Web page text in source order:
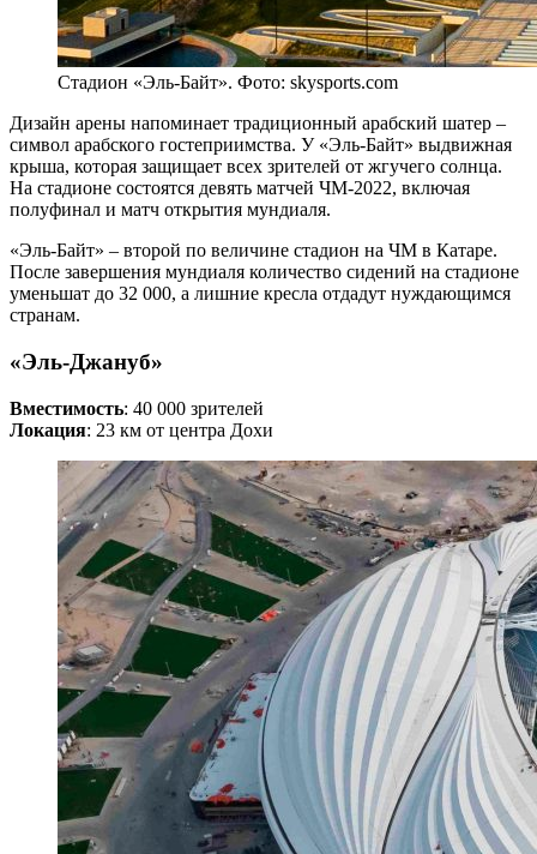
Стадион «Эль-Байт». Фото: skysports.com
Дизайн арены напоминает традиционный арабский шатер –
символ арабского гостеприимства. У «Эль-Байт» выдвижная
крыша, которая защищает всех зрителей от жгучего солнца.
На стадионе состоятся девять матчей ЧМ-2022, включая
полуфинал и матч открытия мундиаля.
«Эль-Байт» – второй по величине стадион на ЧМ в Катаре.
После завершения мундиаля количество сидений на стадионе
уменьшат до 32 000, а лишние кресла отдадут нуждающимся
странам.
«Эль-Джануб»
Вместимость: 40 000 зрителей
Локация: 23 км от центра Дохи